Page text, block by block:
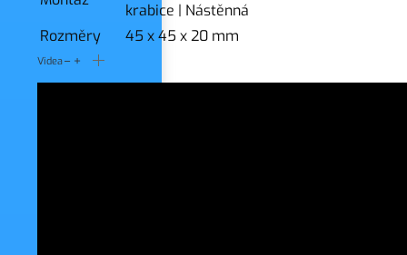
krabice | Nástěnná
Rozměry
45 x 45 x 20 mm
Videa